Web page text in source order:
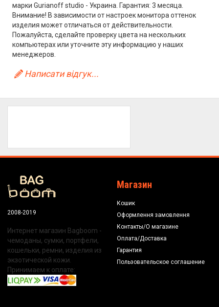
марки Gurianoff studio - Украина. Гарантия: 3 месяца.
Внимание! В зависимости от настроек монитора оттенок
изделия может отличаться от действительности.
Пожалуйста, сделайте проверку цвета на нескольких
компьютерах или уточните эту информацию у наших
менеджеров.
Написати відгук...
2008-2019
Интернет магазин Bagboom -
чемоданы, сумки, портфели,
кошельки, ремни, изделия из
экзотической кожи.
Принимаем к оплате:
Магазин
Кошик
Оформлення замовлення
Контакты/О магазине
Оплата/Доставка
Гарантия
Пользовательское соглашение